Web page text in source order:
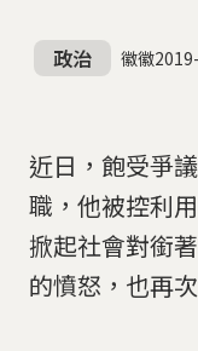
政治 徽徽
近日，飽受爭
職，他被控利
掀起社會對銜
的憤怒，也再